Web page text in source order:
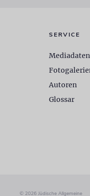
SERVICE
Mediadaten
Autoren
Glossar
© 2026 Jüdische Allgemeine